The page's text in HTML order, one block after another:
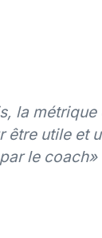
la
être utile et
le coach»